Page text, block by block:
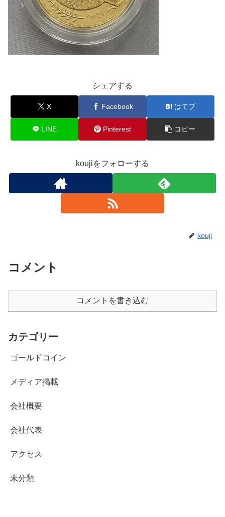
シェアする
X Facebook はてブ
LINE Pinterest コピー
koujiをフォローする
kouji
コメント
コメントを書き込む
カテゴリー
ゴールドコイン
メディア掲載
会社概要
会社代表
アクセス
未分類